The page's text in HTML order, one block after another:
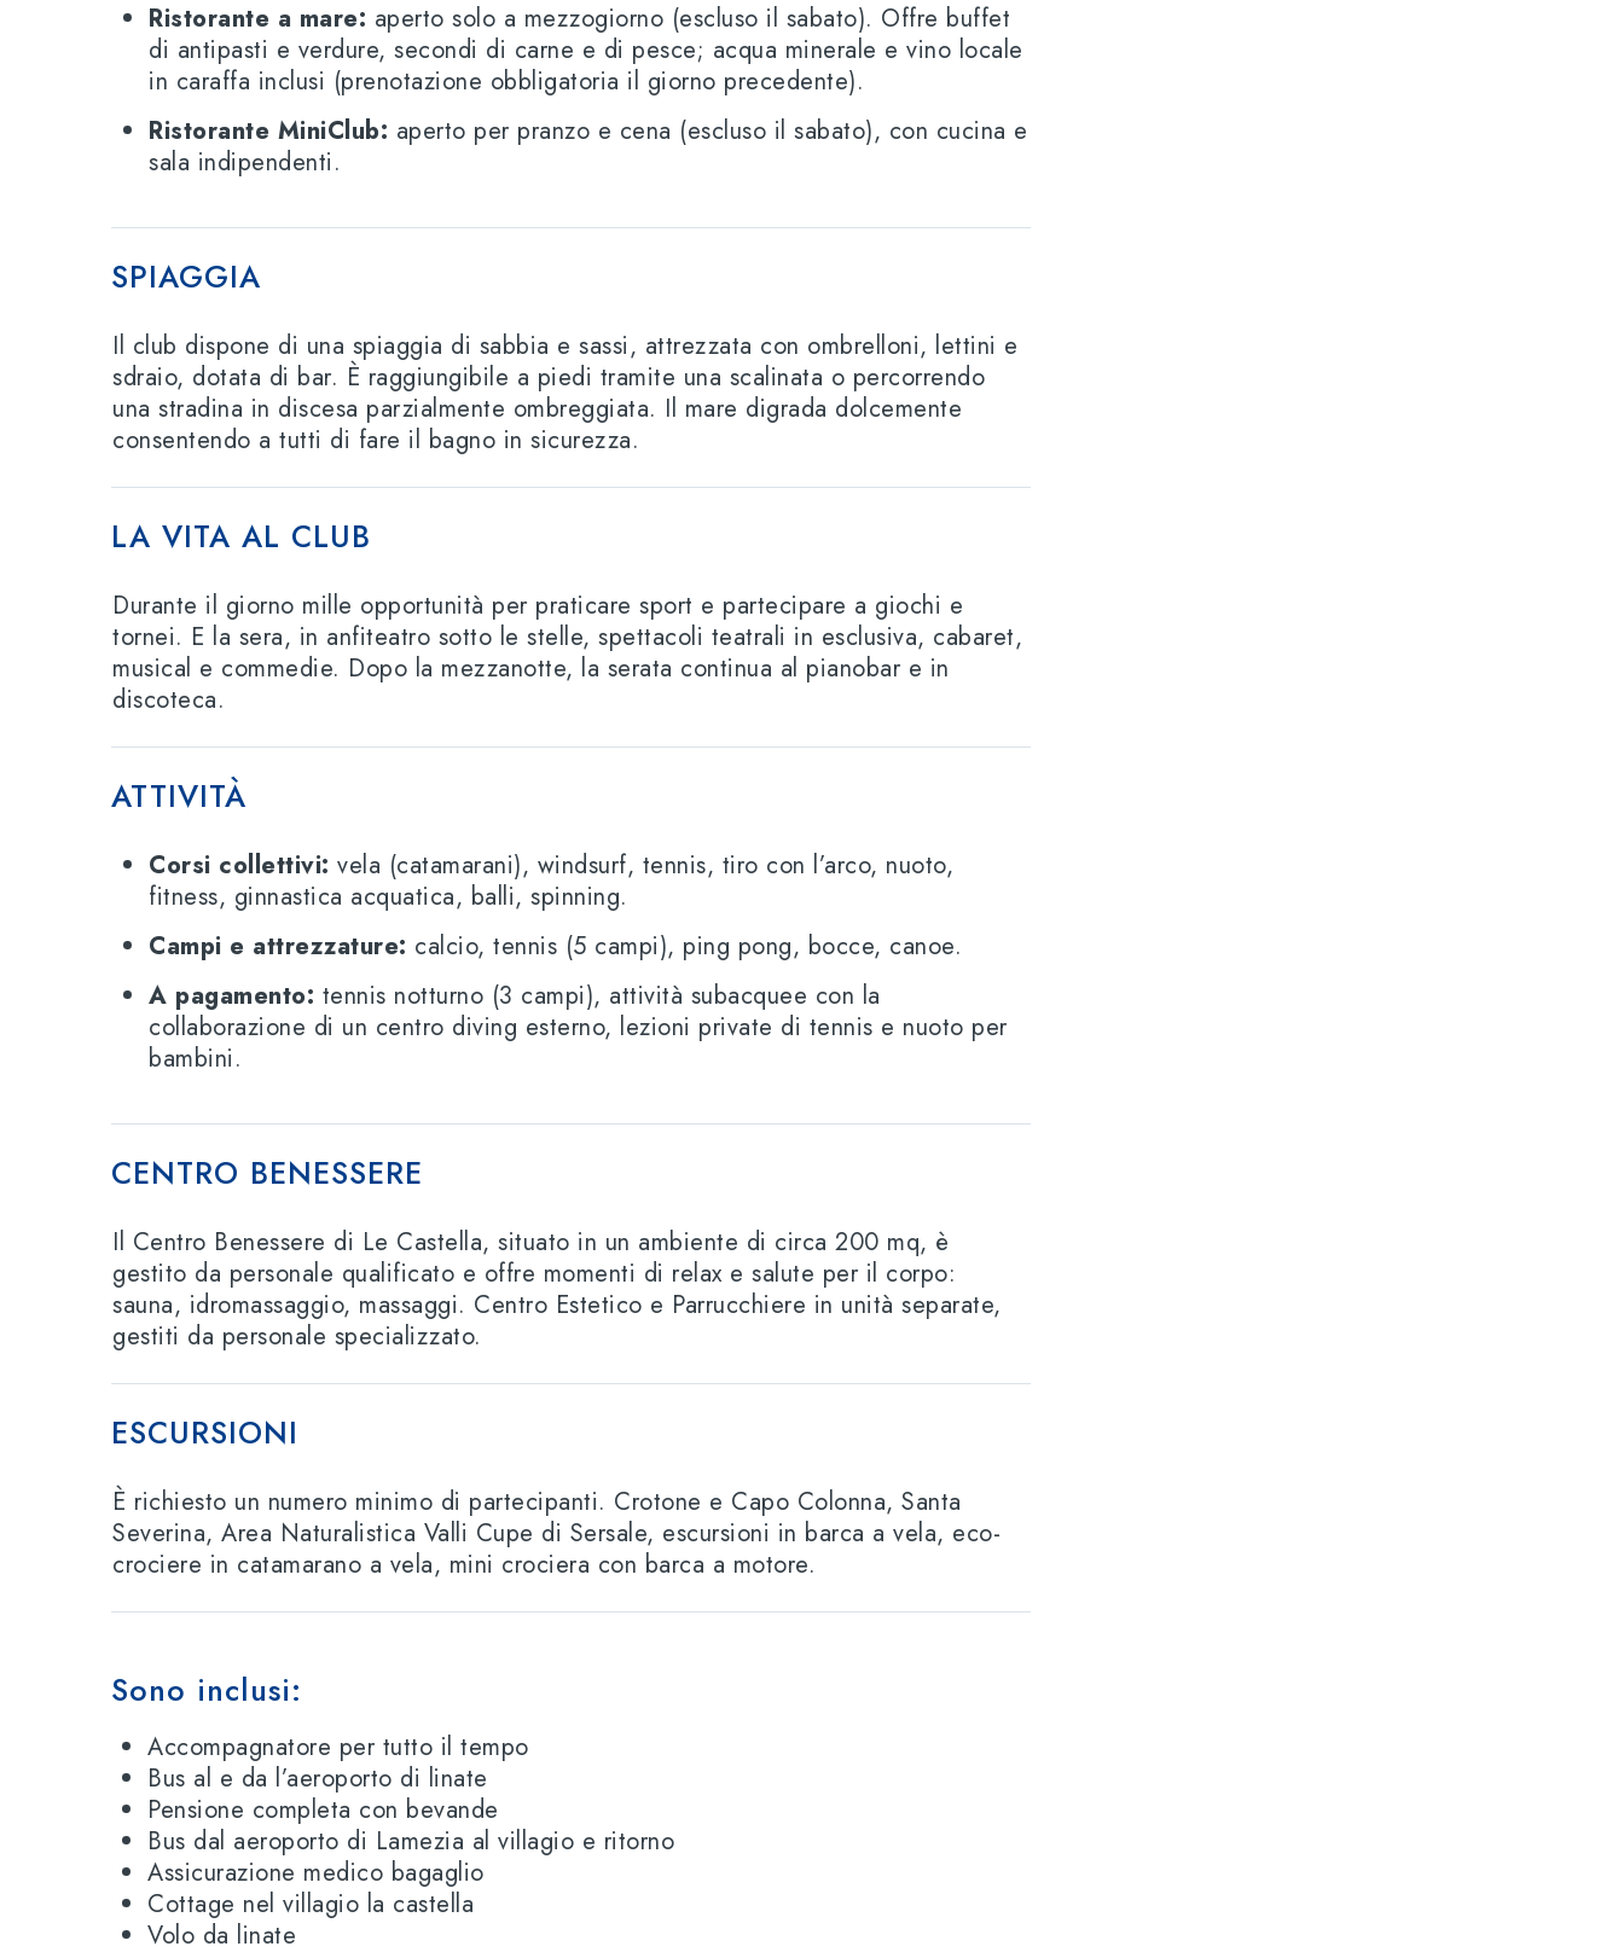
Ristorante a mare: aperto solo a mezzogiorno (escluso il sabato). Offre buffet
di antipasti e verdure, secondi di carne e di pesce; acqua minerale e vino locale
in caraffa inclusi (prenotazione obbligatoria il giorno precedente).
Ristorante MiniClub: aperto per pranzo e cena (escluso il sabato), con cucina e
sala indipendenti.
SPIAGGIA
Il club dispone di una spiaggia di sabbia e sassi, attrezzata con ombrelloni, lettini e
sdraio, dotata di bar. È raggiungibile a piedi tramite una scalinata o percorrendo
una stradina in discesa parzialmente ombreggiata. Il mare digrada dolcemente
consentendo a tutti di fare il bagno in sicurezza.
LA VITA AL CLUB
Durante il giorno mille opportunità per praticare sport e partecipare a giochi e
tornei. E la sera, in anfiteatro sotto le stelle, spettacoli teatrali in esclusiva, cabaret,
musical e commedie. Dopo la mezzanotte, la serata continua al pianobar e in
discoteca.
ATTIVITÀ
Corsi collettivi: vela (catamarani), windsurf, tennis, tiro con l’arco, nuoto,
fitness, ginnastica acquatica, balli, spinning.
Campi e attrezzature: calcio, tennis (5 campi), ping pong, bocce, canoe.
A pagamento: tennis notturno (3 campi), attività subacquee con la
collaborazione di un centro diving esterno, lezioni private di tennis e nuoto per
bambini.
CENTRO BENESSERE
Il Centro Benessere di Le Castella, situato in un ambiente di circa 200 mq, è
gestito da personale qualificato e offre momenti di relax e salute per il corpo:
sauna, idromassaggio, massaggi. Centro Estetico e Parrucchiere in unità separate,
gestiti da personale specializzato.
ESCURSIONI
È richiesto un numero minimo di partecipanti. Crotone e Capo Colonna, Santa
Severina, Area Naturalistica Valli Cupe di Sersale, escursioni in barca a vela, eco-
crociere in catamarano a vela, mini crociera con barca a motore.
Sono inclusi:
Accompagnatore per tutto il tempo
Bus al e da l’aeroporto di linate
Pensione completa con bevande
Bus dal aeroporto di Lamezia al villagio e ritorno
Assicurazione medico bagaglio
Cottage nel villagio la castella
Volo da linate